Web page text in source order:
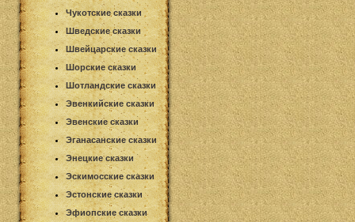
Чукотские сказки
Шведские сказки
Швейцарские сказки
Шорские сказки
Шотландские сказки
Эвенкийские сказки
Эвенские сказки
Эганасанские сказки
Энецкие сказки
Эскимосские сказки
Эстонские сказки
Эфиопские сказки